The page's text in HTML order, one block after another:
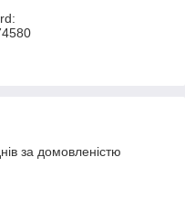
за домовленістю